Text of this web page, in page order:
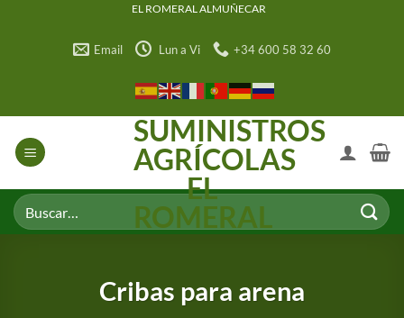
EL ROMERAL ALMUÑECAR
Email Lun a Vi +34 600 58 32 60
SUMINISTROS
AGRÍCOLAS
EL
ROMERAL
Buscar
por:
Cribas para arena